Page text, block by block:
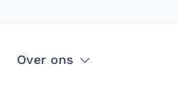
Over ons